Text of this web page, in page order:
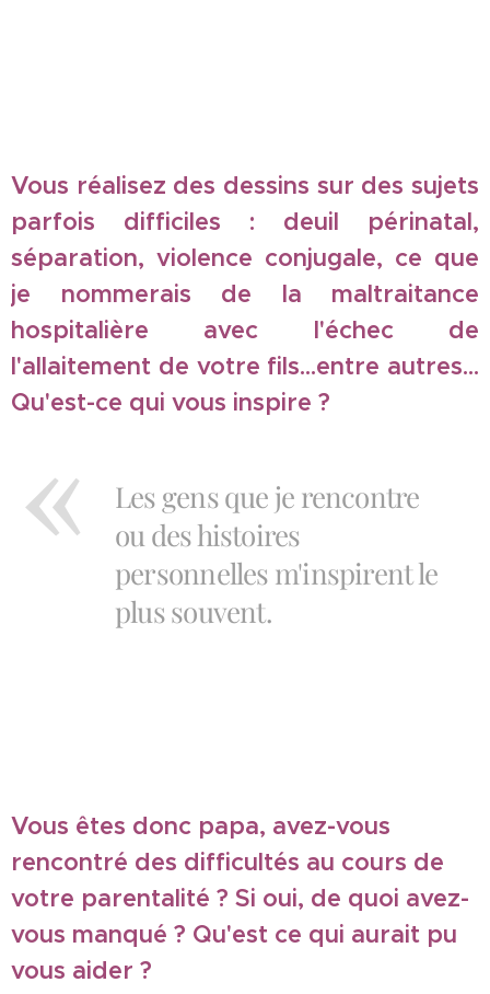
Vous réalisez des dessins sur des sujets
parfois difficiles : deuil périnatal,
séparation, violence conjugale, ce que
je nommerais de la maltraitance
hospitalière avec l'échec de
l'allaitement de votre fils...entre autres...
Qu'est-ce qui vous inspire ?
Les gens que je rencontre
ou des histoires
personnelles m'inspirent le
plus souvent.
Vous êtes donc papa, avez-vous
rencontré des difficultés au cours de
votre parentalité ? Si oui, de quoi avez-
vous manqué ? Qu'est ce qui aurait pu
vous aider ?